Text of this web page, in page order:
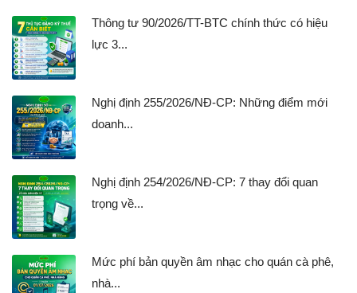
Thông tư 90/2026/TT-BTC chính thức có hiệu
lực 3...
Nghị định 255/2026/NĐ-CP: Những điểm mới
doanh...
Nghị định 254/2026/NĐ-CP: 7 thay đổi quan
trọng về...
Mức phí bản quyền âm nhạc cho quán cà phê,
nhà...